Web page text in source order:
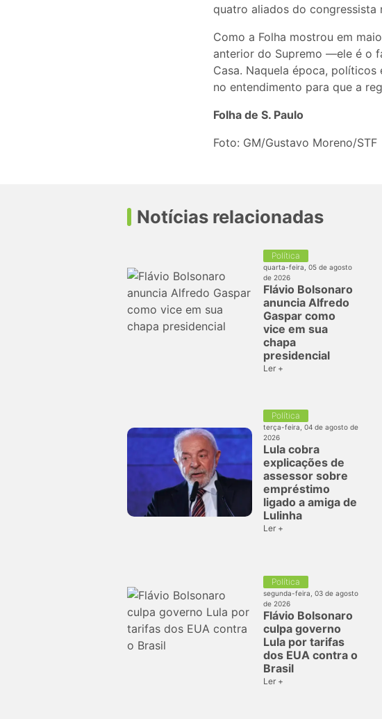
quatro aliados do congressista
Como a Folha mostrou em
anterior do Supremo —ele é o
Casa. Naquela época,
no entendimento para que a
Folha de S. Paulo
Foto: GM/Gustavo Moreno/STF
Notícias relacionadas
Política
quarta-feira, 05 de agosto
de 2026
Flávio Bolsonaro
anuncia Alfredo
Gaspar como
vice em sua
chapa
presidencial
Ler +
Política
terça-feira, 04 de agosto de
2026
Lula cobra
explicações de
assessor sobre
empréstimo
ligado a amiga de
Lulinha
Ler +
Política
segunda-feira, 03 de agosto
de 2026
Flávio Bolsonaro
culpa governo
Lula por tarifas
dos EUA contra o
Brasil
Ler +